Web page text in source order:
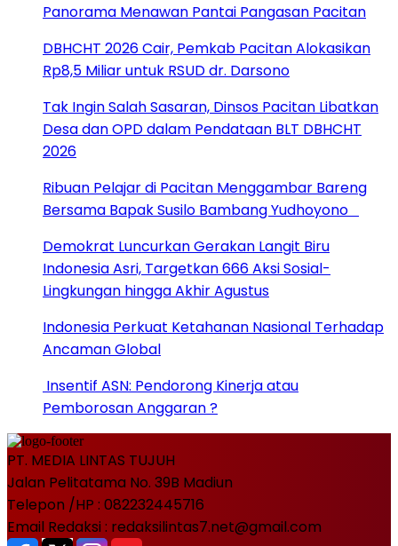
Panorama Menawan Pantai Pangasan Pacitan
DBHCHT 2026 Cair, Pemkab Pacitan Alokasikan
Rp8,5 Miliar untuk RSUD dr. Darsono
Tak Ingin Salah Sasaran, Dinsos Pacitan Libatkan
Desa dan OPD dalam Pendataan BLT DBHCHT
2026
Ribuan Pelajar di Pacitan Menggambar Bareng
Bersama Bapak Susilo Bambang Yudhoyono
Demokrat Luncurkan Gerakan Langit Biru
Indonesia Asri, Targetkan 666 Aksi Sosial-
Lingkungan hingga Akhir Agustus
Indonesia Perkuat Ketahanan Nasional Terhadap
Ancaman Global
Insentif ASN: Pendorong Kinerja atau
Pemborosan Anggaran ?
PT. MEDIA LINTAS TUJUH
Jalan Pelitatama No. 39B Madiun
Telepon /HP : 082232445716
Email Redaksi : redaksilintas7.net@gmail.com